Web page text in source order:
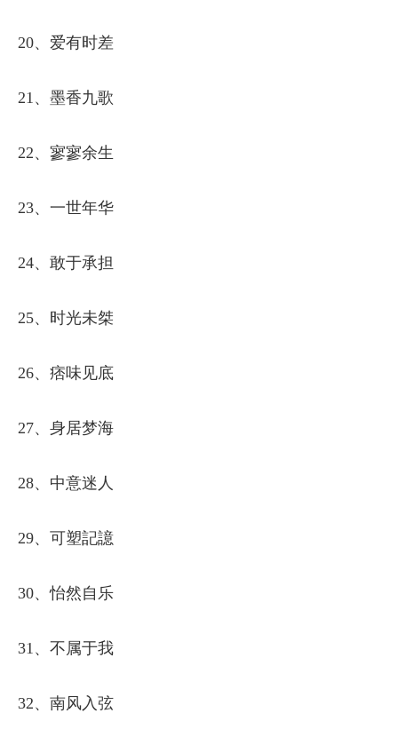
20、爱有时差
21、墨香九歌
22、寥寥余生
23、一世年华
24、敢于承担
25、时光未桀
26、痞味见底
27、身居梦海
28、中意迷人
29、可塑記譩
30、怡然自乐
31、不属于我
32、南风入弦